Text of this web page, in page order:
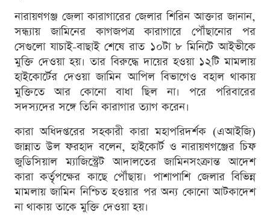
নারায়ণগঞ্জ জেলা কারাগারের জেলার শিরিন আক্তার জানান,
সন্ধ্যায় জামিনের কাগজপত্র কারাগারে পৌঁছানোর পর
সেগুলো যাচাই-বাছাই শেষে রাত ১০টা ৮ মিনিটে আইভীকে
মুক্তি দেওয়া হয়। তার বিরুদ্ধে দায়ের হওয়া ১২টি মামলায়
হাইকোর্টের দেওয়া জামিন আপিল বিভাগেও বহাল থাকায়
মুক্তিতে আর কোনো বাধা ছিল না। পরে পরিবারের
সদস্যদের সঙ্গে তিনি কারাগার ত্যাগ করেন।
কারা অধিদপ্তরের সহকারী কারা মহাপরিদর্শক (এআইজি)
জান্নাত উল ফরহাদ বলেন, হাইকোর্ট ও নারায়ণগঞ্জের চিফ
জুডিসিয়াল ম্যাজিস্ট্রেট আদালতের জামিনসংক্রান্ত আদেশ
কারা কর্তৃপক্ষের কাছে পৌঁছায়। পাশাপাশি জেলার বিভিন্ন
মামলায় জামিন নিশ্চিত হওয়ার পর অন্য কোনো আটকাদেশ
না থাকায় তাকে মুক্তি দেওয়া হয়।